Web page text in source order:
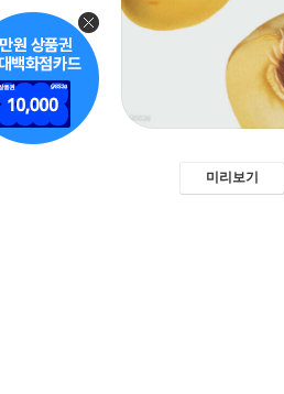
미리보기